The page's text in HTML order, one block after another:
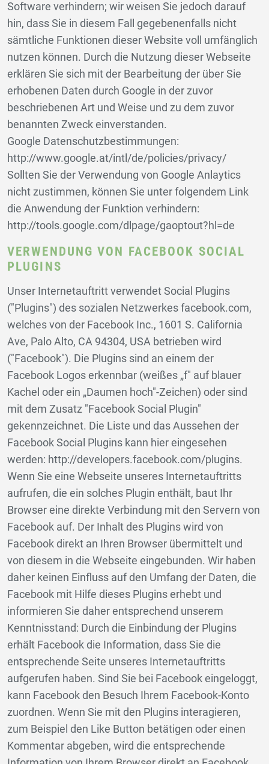
Software verhindern; wir weisen Sie jedoch darauf
hin, dass Sie in diesem Fall gegebenenfalls nicht
sämtliche Funktionen dieser Website voll umfänglich
nutzen können. Durch die Nutzung dieser Webseite
erklären Sie sich mit der Bearbeitung der über Sie
erhobenen Daten durch Google in der zuvor
beschriebenen Art und Weise und zu dem zuvor
benannten Zweck einverstanden.
Google Datenschutzbestimmungen:
http://www.google.at/intl/de/policies/privacy/
Sollten Sie der Verwendung von Google Anlaytics
nicht zustimmen, können Sie unter folgendem Link
die Anwendung der Funktion verhindern:
http://tools.google.com/dlpage/gaoptout?hl=de
VERWENDUNG VON FACEBOOK SOCIAL
PLUGINS
Unser Internetauftritt verwendet Social Plugins
("Plugins") des sozialen Netzwerkes facebook.com,
welches von der Facebook Inc., 1601 S. California
Ave, Palo Alto, CA 94304, USA betrieben wird
("Facebook"). Die Plugins sind an einem der
Facebook Logos erkennbar (weißes „f" auf blauer
Kachel oder ein „Daumen hoch"-Zeichen) oder sind
mit dem Zusatz "Facebook Social Plugin"
gekennzeichnet. Die Liste und das Aussehen der
Facebook Social Plugins kann hier eingesehen
werden: http://developers.facebook.com/plugins.
Wenn Sie eine Webseite unseres Internetauftritts
aufrufen, die ein solches Plugin enthält, baut Ihr
Browser eine direkte Verbindung mit den Servern von
Facebook auf. Der Inhalt des Plugins wird von
Facebook direkt an Ihren Browser übermittelt und
von diesem in die Webseite eingebunden. Wir haben
daher keinen Einfluss auf den Umfang der Daten, die
Facebook mit Hilfe dieses Plugins erhebt und
informieren Sie daher entsprechend unserem
Kenntnisstand: Durch die Einbindung der Plugins
erhält Facebook die Information, dass Sie die
entsprechende Seite unseres Internetauftritts
aufgerufen haben. Sind Sie bei Facebook eingeloggt,
kann Facebook den Besuch Ihrem Facebook-Konto
zuordnen. Wenn Sie mit den Plugins interagieren,
zum Beispiel den Like Button betätigen oder einen
Kommentar abgeben, wird die entsprechende